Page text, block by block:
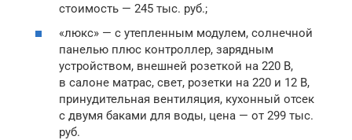
стоимость — 245 тыс. руб.;
«люкс» — с утепленным модулем, солнечной
панелью плюс контроллер, зарядным
устройством, внешней розеткой на 220 В,
в салоне матрас, свет, розетки на 220 и 12 В,
принудительная вентиляция, кухонный отсек
с двумя баками для воды, цена — от 299 тыс.
руб.